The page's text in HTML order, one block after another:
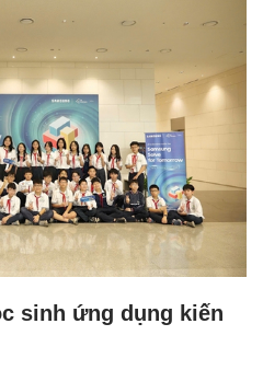
sinh ứng dụng kiến